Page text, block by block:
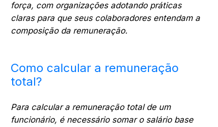
força, com organizações adotando práticas
claras para que seus colaboradores entendam a
composição da remuneração.
Como calcular a remuneração
total?
Para calcular a remuneração total de um
funcionário, é necessário somar o salário base